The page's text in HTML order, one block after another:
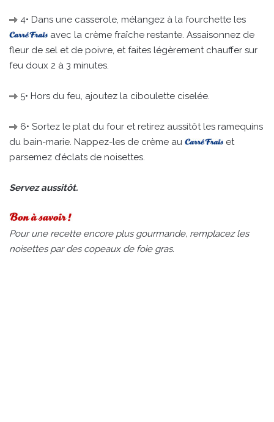
4• Dans une casserole, mélangez à la fourchette les
avec la crème fraîche restante. Assaisonnez de
fleur de sel et de poivre, et faites légèrement chauffer sur
feu doux 2 à 3 minutes.
5• Hors du feu, ajoutez la ciboulette ciselée.
6• Sortez le plat du four et retirez aussitôt les ramequins
du bain-marie. Nappez-les de crème au
et
parsemez d’éclats de noisettes.
Servez aussitôt.
Pour une recette encore plus gourmande, remplacez les
noisettes par des copeaux de foie gras.